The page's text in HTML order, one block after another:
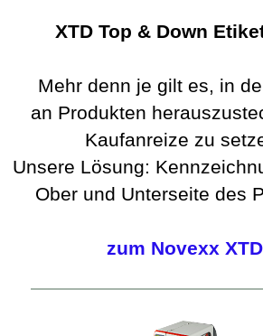
XTD Top & Down
Mehr denn je gilt es, in
an Produkten
Kaufanreize zu
Unsere Lösung:
Ober und Unterseite des
zum Novexx XTD